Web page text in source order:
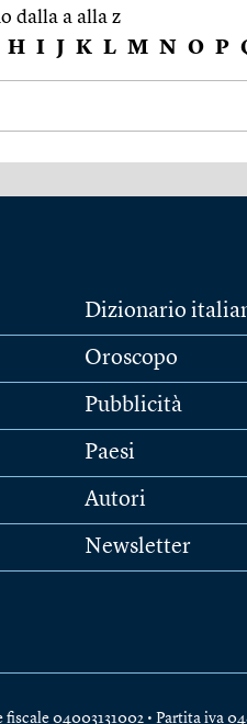
dalla a alla z
H I J K L M N O P
Dizionario
Oroscopo
Pubblicità
Paesi
Autori
Newsletter
04003131002 • Partita iva